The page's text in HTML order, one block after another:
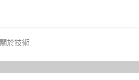
關於技術